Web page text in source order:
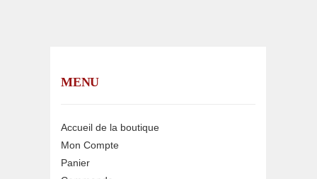
MENU
Accueil de la boutique
Mon Compte
Panier